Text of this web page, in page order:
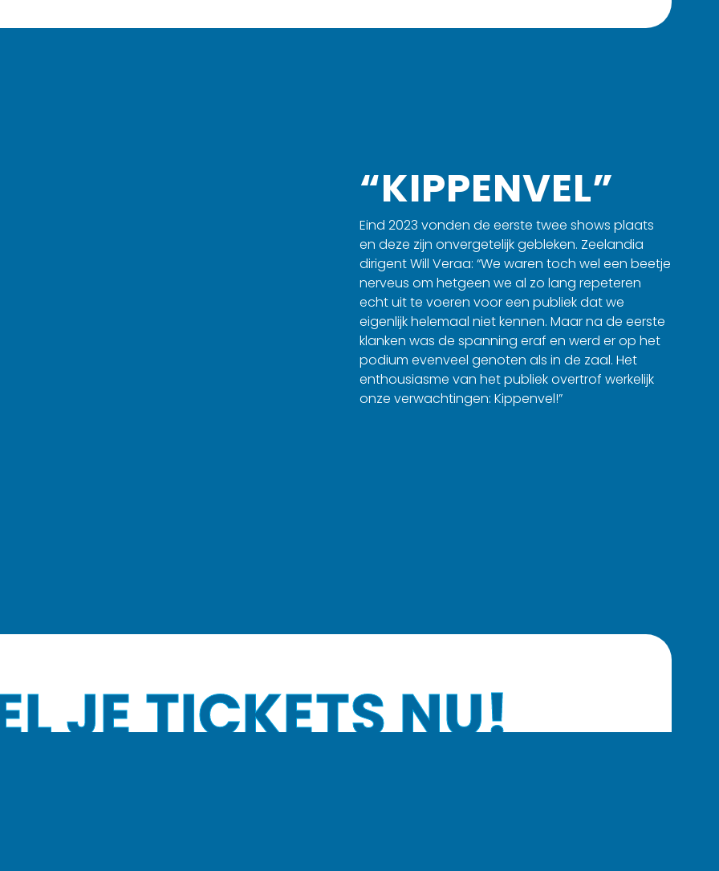
“KIPPENVEL”
Eind 2023 vonden de eerste twee shows plaats
en deze zijn onvergetelijk gebleken. Zeelandia
dirigent Will Veraa: “We waren toch wel een beetje
nerveus om hetgeen we al zo lang repeteren
echt uit te voeren voor een publiek dat we
eigenlijk helemaal niet kennen. Maar na de eerste
klanken was de spanning eraf en werd er op het
podium evenveel genoten als in de zaal. Het
enthousiasme van het publiek overtrof werkelijk
onze verwachtingen: Kippenvel!”
JE TICKETS NU!